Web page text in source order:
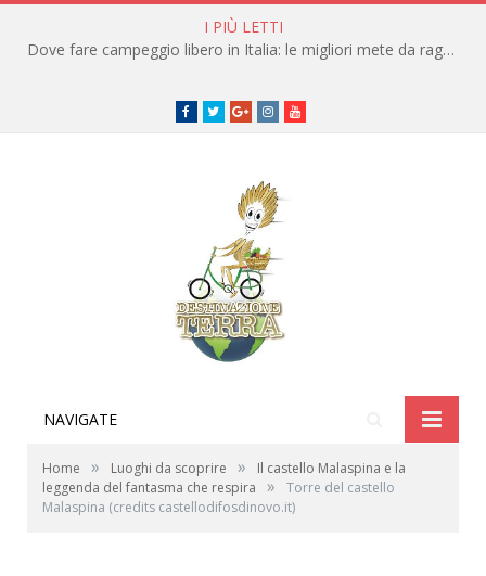
I PIÙ LETTI
Dove fare campeggio libero in Italia: le migliori mete da raggiungere in traghetto
Facebook
TwitterGoogle+instagramyoutube
NAVIGATE
Home » Luoghi da scoprire »
Il castello Malaspina e la
leggenda del fantasma che respira
»
Torre del castello
Malaspina (credits castellodifosdinovo.it)